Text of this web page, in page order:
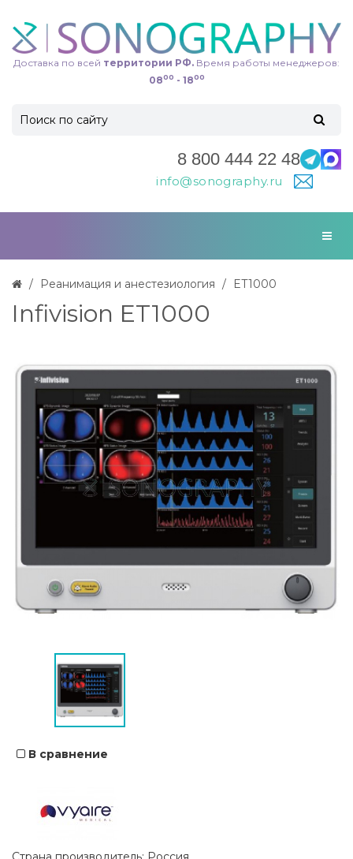
Доставка по всей территории РФ. Время работы менеджеров:
0800 - 1800
8 800 444 22 48
info@sonography.ru
Реанимация и анестезиология ET1000
Infivision ET1000
В сравнение